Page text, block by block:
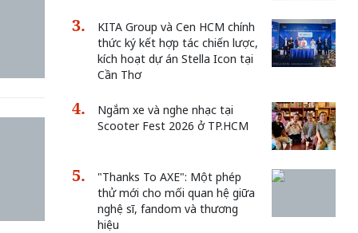
KITA Group và Cen HCM chính
thức ký kết hợp tác chiến lược,
kích hoạt dự án Stella Icon tại
Cần Thơ
Ngắm xe và nghe nhạc tại
Scooter Fest 2026 ở TP.HCM
"Thanks To AXE": Một phép
thử mới cho mối quan hệ giữa
nghệ sĩ, fandom và thương
hiệu